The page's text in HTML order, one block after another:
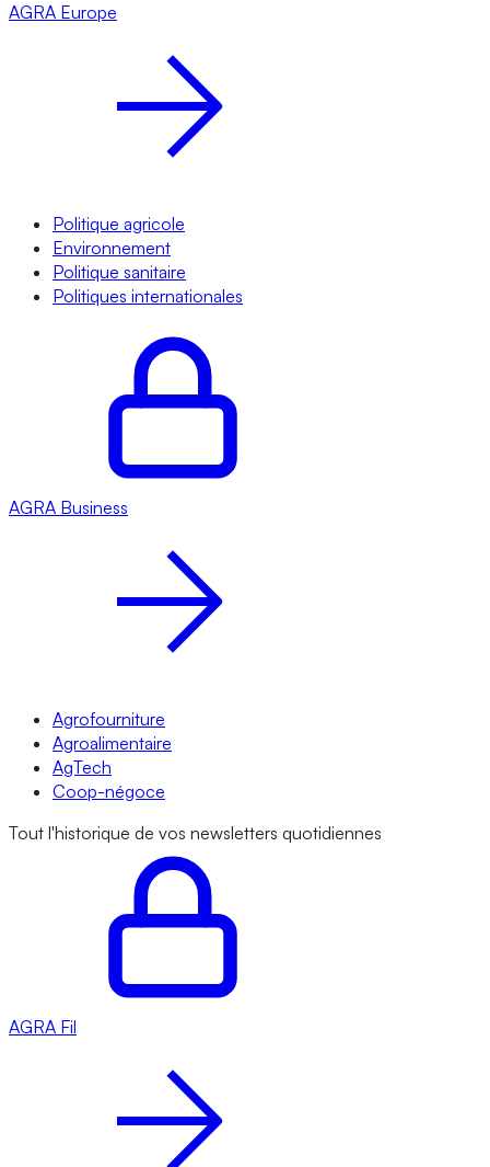
AGRA Europe
Politique agricole
Environnement
Politique sanitaire
Politiques internationales
AGRA Business
Agrofourniture
Agroalimentaire
AgTech
Coop-négoce
Tout l'historique de vos newsletters quotidiennes
AGRA Fil